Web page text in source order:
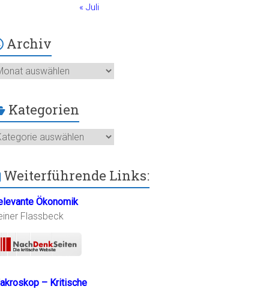
« Juli
Archiv
Kategorien
Weiterführende Links:
Ökonomik
Flassbeck
– Kritische